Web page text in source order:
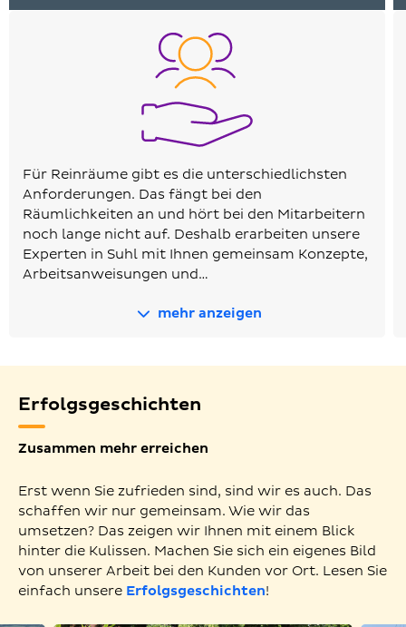
Für Reinräume gibt es die unterschiedlichsten
Anforderungen. Das fängt bei den
Räumlichkeiten an und hört bei den Mitarbeitern
noch lange nicht auf. Deshalb erarbeiten unsere
Experten in Suhl mit Ihnen gemeinsam Konzepte,
Arbeitsanweisungen und…
mehr anzeigen
Erfolgsgeschichten
Zusammen mehr erreichen
Erst wenn Sie zufrieden sind, sind wir es auch. Das
schaffen wir nur gemeinsam. Wie wir das
umsetzen? Das zeigen wir Ihnen mit einem Blick
hinter die Kulissen. Machen Sie sich ein eigenes Bild
von unserer Arbeit bei den Kunden vor Ort. Lesen Sie
einfach unsere Erfolgsgeschichten!